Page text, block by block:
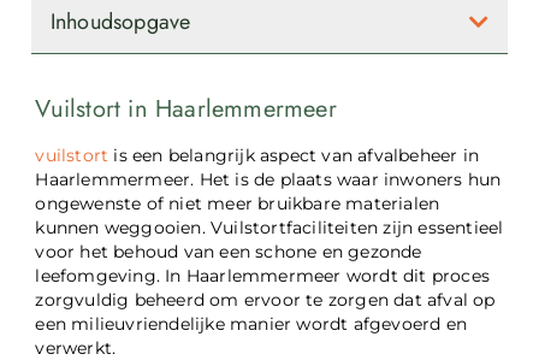
Vuilstort in Haarlemmermeer
vuilstort is een belangrijk aspect van afvalbeheer in
Haarlemmermeer. Het is de plaats waar inwoners hun
ongewenste of niet meer bruikbare materialen
kunnen weggooien. Vuilstortfaciliteiten zijn essentieel
voor het behoud van een schone en gezonde
leefomgeving. In Haarlemmermeer wordt dit proces
zorgvuldig beheerd om ervoor te zorgen dat afval op
een milieuvriendelijke manier wordt afgevoerd en
verwerkt.
Inhoudsopgave